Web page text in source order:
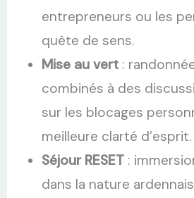
entrepreneurs ou les
quête de sens.
Mise au vert :
combinés à des
sur les blocages
meilleure clarté d’esprit.
Séjour RESET :
dans la nature